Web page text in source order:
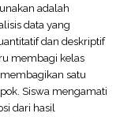
adalah
data yang
dan deskriptif
membagi kelas
satu
Siswa mengamati
dari hasil